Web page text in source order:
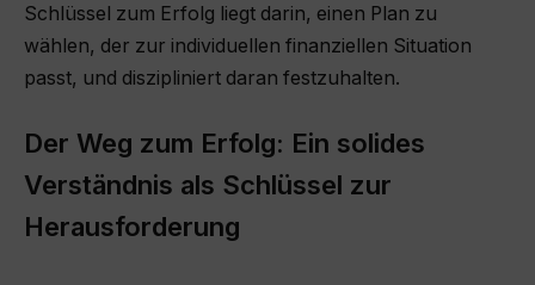
Schlüssel zum Erfolg liegt darin, einen Plan zu
wählen, der zur individuellen finanziellen Situation
passt, und diszipliniert daran festzuhalten.
Der Weg zum Erfolg: Ein solides
Verständnis als Schlüssel zur
Herausforderung